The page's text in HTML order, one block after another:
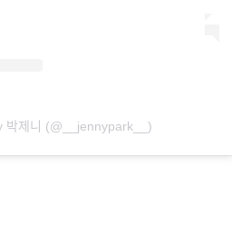
(@__jennypark__)